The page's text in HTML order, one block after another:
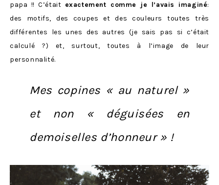
papa !! C’était exactement comme je l’avais imaginé:
des motifs, des coupes et des couleurs toutes très
différentes les unes des autres (je sais pas si c’était
calculé ?) et, surtout, toutes à l’image de leur
personnalité.
Mes copines « au naturel »
et non « déguisées en
demoiselles d’honneur » !